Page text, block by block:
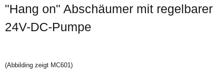
"Hang on" Abschäumer mit regelbarer
24V-DC-Pumpe
(Abbilding zeigt MC601)